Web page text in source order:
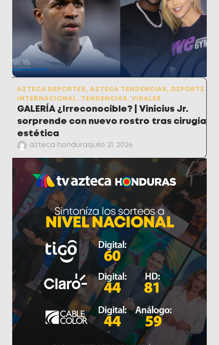
AZTECA DEPORTES, AZTECA TENDENCIAS,
DEPORTE
INTERNACIONAL, TENDENCIAS, VIRALES
GALERÍA ¿Irreconocible? | Vinicius Jr.
sorprende con nuevo rostro tras cirugía
estética
azteca hondurasjulio 21, 2026